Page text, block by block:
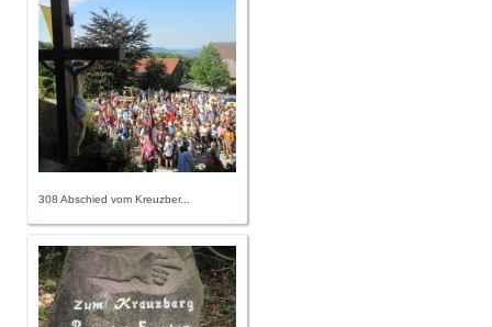
308 Abschied vom Kreuzber...